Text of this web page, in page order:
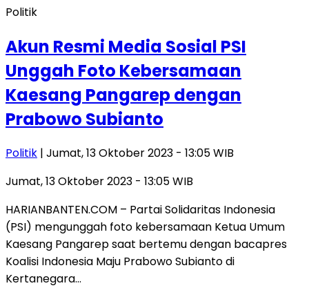
Politik
Akun Resmi Media Sosial PSI
Unggah Foto Kebersamaan
Kaesang Pangarep dengan
Prabowo Subianto
Politik | Jumat, 13 Oktober 2023 - 13:05 WIB
Jumat, 13 Oktober 2023 - 13:05 WIB
HARIANBANTEN.COM – Partai Solidaritas Indonesia
(PSI) mengunggah foto kebersamaan Ketua Umum
Kaesang Pangarep saat bertemu dengan bacapres
Koalisi Indonesia Maju Prabowo Subianto di
Kertanegara…